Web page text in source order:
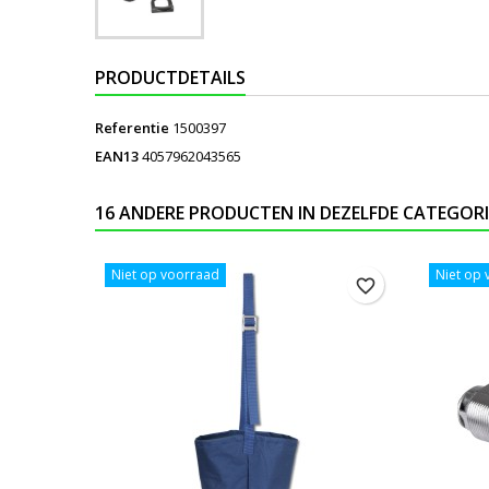
PRODUCTDETAILS
Referentie 1500397
EAN134057962043565
16 ANDERE PRODUCTEN IN DEZELFDE
Niet op voorraad
favorite_border
Niet op